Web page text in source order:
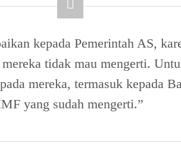
kepada Pemerintah AS,
tidak mau mengerti.
mereka, termasuk kepada
yang sudah mengerti.”